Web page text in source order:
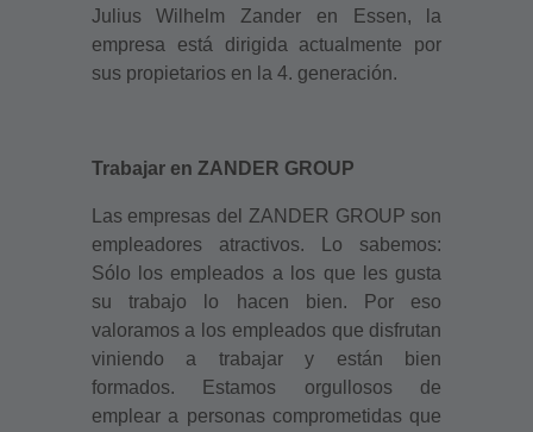
Julius Wilhelm Zander en Essen, la
empresa está dirigida actualmente por
sus propietarios en la 4. generación.
Trabajar en ZANDER GROUP
Las empresas del ZANDER GROUP son
empleadores atractivos. Lo sabemos:
Sólo los empleados a los que les gusta
su trabajo lo hacen bien. Por eso
valoramos a los empleados que disfrutan
viniendo a trabajar y están bien
formados. Estamos orgullosos de
emplear a personas comprometidas que